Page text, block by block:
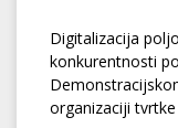
Digitalizacija
konkurentnosti
organizaciji